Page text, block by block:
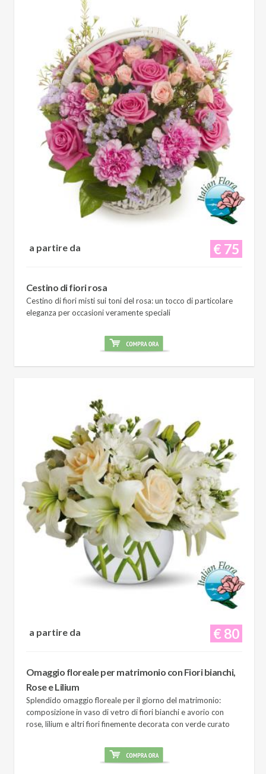
€ 75
a partire da
Cestino di fiori rosa
Cestino di fiori misti sui toni del rosa: un tocco di particolare
eleganza per occasioni veramente speciali
€ 80
a partire da
Omaggio floreale per matrimonio con Fiori bianchi,
Rose e Lilium
Splendido omaggio floreale per il giorno del matrimonio:
composizione in vaso di vetro di fiori bianchi e avorio con
rose, lilium e altri fiori finemente decorata con verde curato